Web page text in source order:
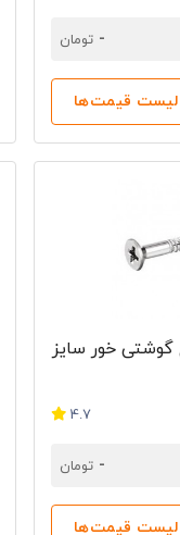
- تومان
لیست قیمت‌ها
خور سایز
4.7
- تومان
لیست قیمت‌ها